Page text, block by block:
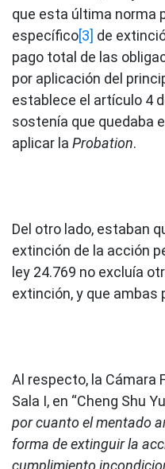
que esta última norma
específico[3] de
pago total de las
por aplicación del
establece el artículo 4
sostenía que quedaba
aplicar la Probation.
Del otro lado, estaban
extinción de la acción
ley 24.769 no excluía
extinción, y que ambas
Al respecto, la Cámara
Sala I, en “Cheng Shu
por cuanto el mentado
forma de extinguir la
cumplimiento